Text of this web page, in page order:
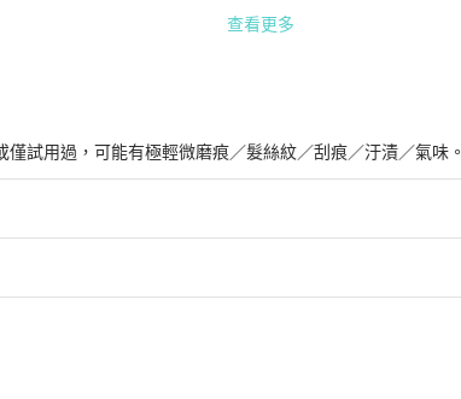
查看更多
細節
僅試用過，可能有極輕微磨痕／髮絲紋／刮痕／汙漬／氣味。
紹